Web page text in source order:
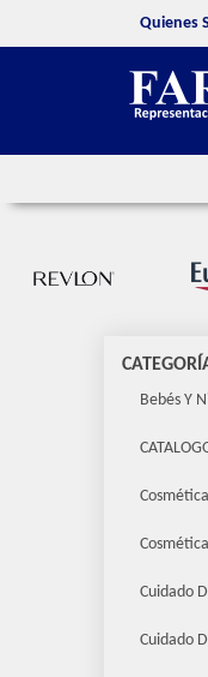
Quienes
Bebés Y
Cosmética
Cuidado
Cuidado